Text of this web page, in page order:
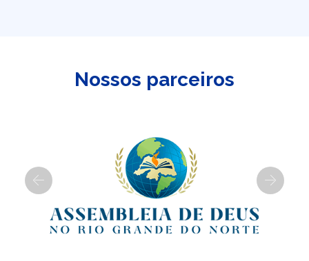
Nossos parceiros
Previous Next